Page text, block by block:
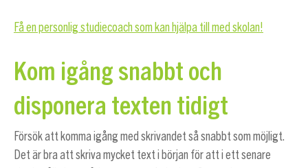
Få en personlig studiecoach som kan hjälpa till med skolan!
Kom igång snabbt och
disponera texten tidigt
Försök att komma igång med skrivandet så snabbt som möjligt.
Det är bra att skriva mycket text i början för att i ett senare